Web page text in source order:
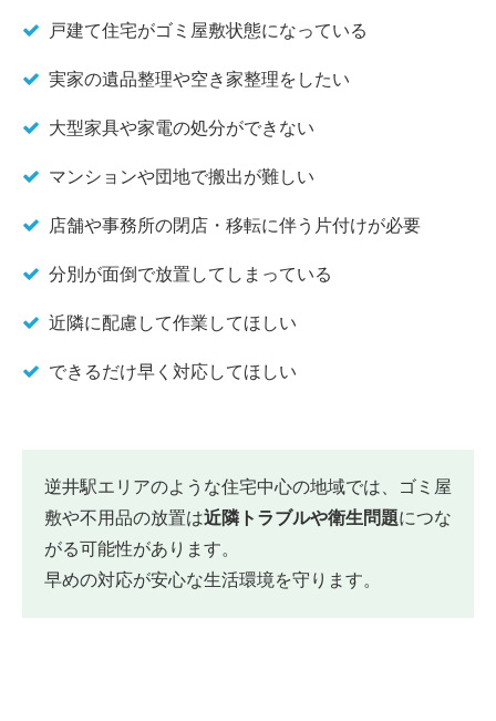
戸建て住宅がゴミ屋敷状態になっている
実家の遺品整理や空き家整理をしたい
大型家具や家電の処分ができない
マンションや団地で搬出が難しい
店舗や事務所の閉店・移転に伴う片付けが必要
分別が面倒で放置してしまっている
近隣に配慮して作業してほしい
できるだけ早く対応してほしい
逆井駅エリアのような住宅中心の地域では、ゴミ屋
敷や不用品の放置は近隣トラブルや衛生問題につな
がる可能性があります。
早めの対応が安心な生活環境を守ります。